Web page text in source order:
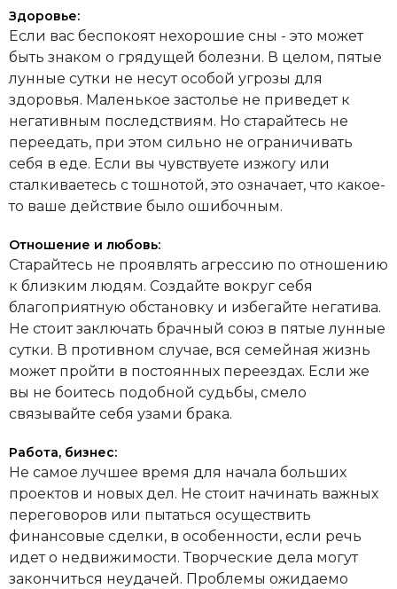
Здоровье:
Если вас беспокоят нехорошие сны - это может
быть знаком о грядущей болезни. В целом, пятые
лунные сутки не несут особой угрозы для
здоровья. Маленькое застолье не приведет к
негативным последствиям. Но старайтесь не
переедать, при этом сильно не ограничивать
себя в еде. Если вы чувствуете изжогу или
сталкиваетесь с тошнотой, это означает, что какое-
то ваше действие было ошибочным.
Отношение и любовь:
Старайтесь не проявлять агрессию по отношению
к близким людям. Создайте вокруг себя
благоприятную обстановку и избегайте негатива.
Не стоит заключать брачный союз в пятые лунные
сутки. В противном случае, вся семейная жизнь
может пройти в постоянных переездах. Если же
вы не боитесь подобной судьбы, смело
связывайте себя узами брака.
Работа, бизнес:
Не самое лучшее время для начала больших
проектов и новых дел. Не стоит начинать важных
переговоров или пытаться осуществить
финансовые сделки, в особенности, если речь
идет о недвижимости. Творческие дела могут
закончиться неудачей. Проблемы ожидаемо